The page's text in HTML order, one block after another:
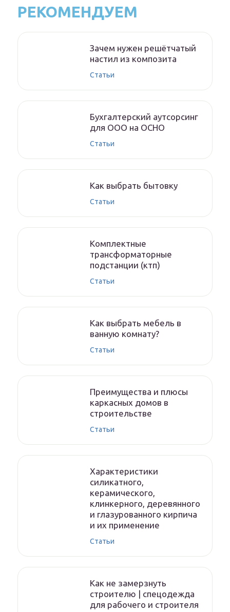
РЕКОМЕНДУЕМ
Зачем нужен решётчатый
настил из композита
Статьи
Бухгалтерский аутсорсинг
для ООО на ОСНО
Статьи
Как выбрать бытовку
Статьи
Комплектные
трансформаторные
подстанции (ктп)
Статьи
Как выбрать мебель в
ванную комнату?
Статьи
Преимущества и плюсы
каркасных домов в
строительстве
Статьи
Характеристики
силикатного,
керамического,
клинкерного, деревянного
и глазурованного кирпича
и их применение
Статьи
Как не замерзнуть
строителю | спецодежда
для рабочего и строителя